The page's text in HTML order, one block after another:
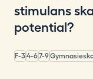
stimulans
potential?
F-34-67-9